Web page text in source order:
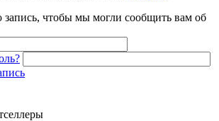
чтобы мы могли сообщить вам об